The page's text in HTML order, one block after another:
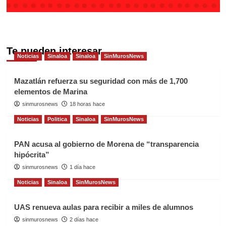
Te pueden interesar
Noticias Sinaloa Sinaloa SinMurosNews
Mazatlán refuerza su seguridad con más de 1,700
elementos de Marina
sinmurosnews 18 horas hace
Noticias Politica Sinaloa SinMurosNews
PAN acusa al gobierno de Morena de “transparencia
hipócrita”
sinmurosnews 1 día hace
Noticias Sinaloa SinMurosNews
UAS renueva aulas para recibir a miles de alumnos
sinmurosnews 2 días hace